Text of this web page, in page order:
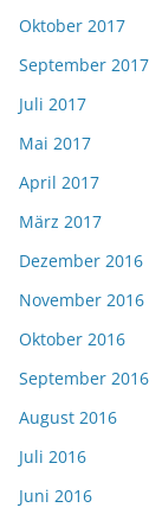
Oktober 2017
September 2017
Juli 2017
Mai 2017
April 2017
März 2017
Dezember 2016
November 2016
Oktober 2016
September 2016
August 2016
Juli 2016
Juni 2016